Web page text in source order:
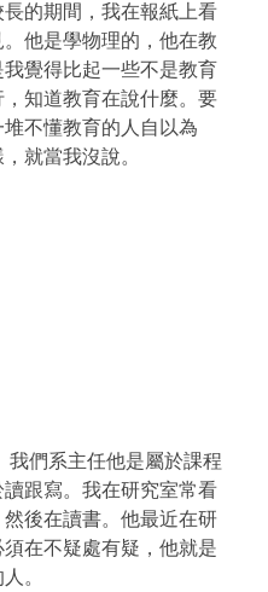
的期間，我在報紙上看
他是學物理的，他在教
覺得比起一些不是教育
知道教育在說什麼。要
不懂教育的人自以為
就當我沒說。
我們系主任他是屬於課程
跟寫。我在研究室常看
後在讀書。他最近在研
在不疑處有疑，他就是
。